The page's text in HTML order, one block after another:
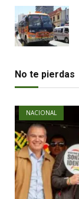
No te pierdas
NACIONAL